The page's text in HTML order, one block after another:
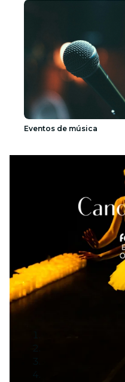
Eventos de música